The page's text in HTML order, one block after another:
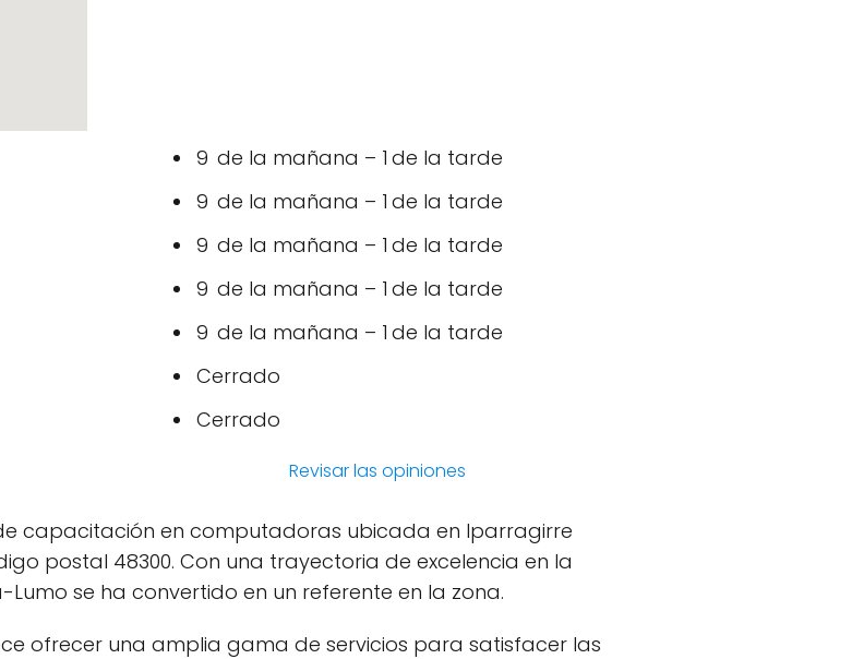
9 de la mañana – 1 de la tarde
9 de la mañana – 1 de la tarde
9 de la mañana – 1 de la tarde
9 de la mañana – 1 de la tarde
9 de la mañana – 1 de la tarde
Cerrado
Cerrado
Revisar las opiniones
capacitación en computadoras ubicada en Iparragirre
postal 48300. Con una trayectoria de excelencia en la
se ha convertido en un referente en la zona.
ofrecer una amplia gama de servicios para satisfacer las